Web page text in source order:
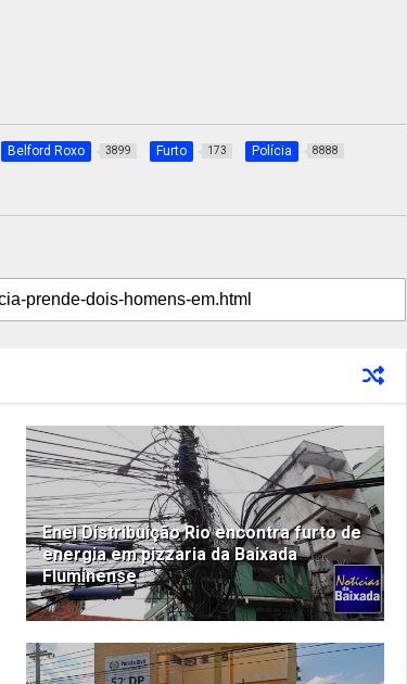
Belford Roxo 3899 Furto 173 Polícia 8888
Enel Distribuição Rio encontra furto de
energia em pizzaria da Baixada
Fluminense